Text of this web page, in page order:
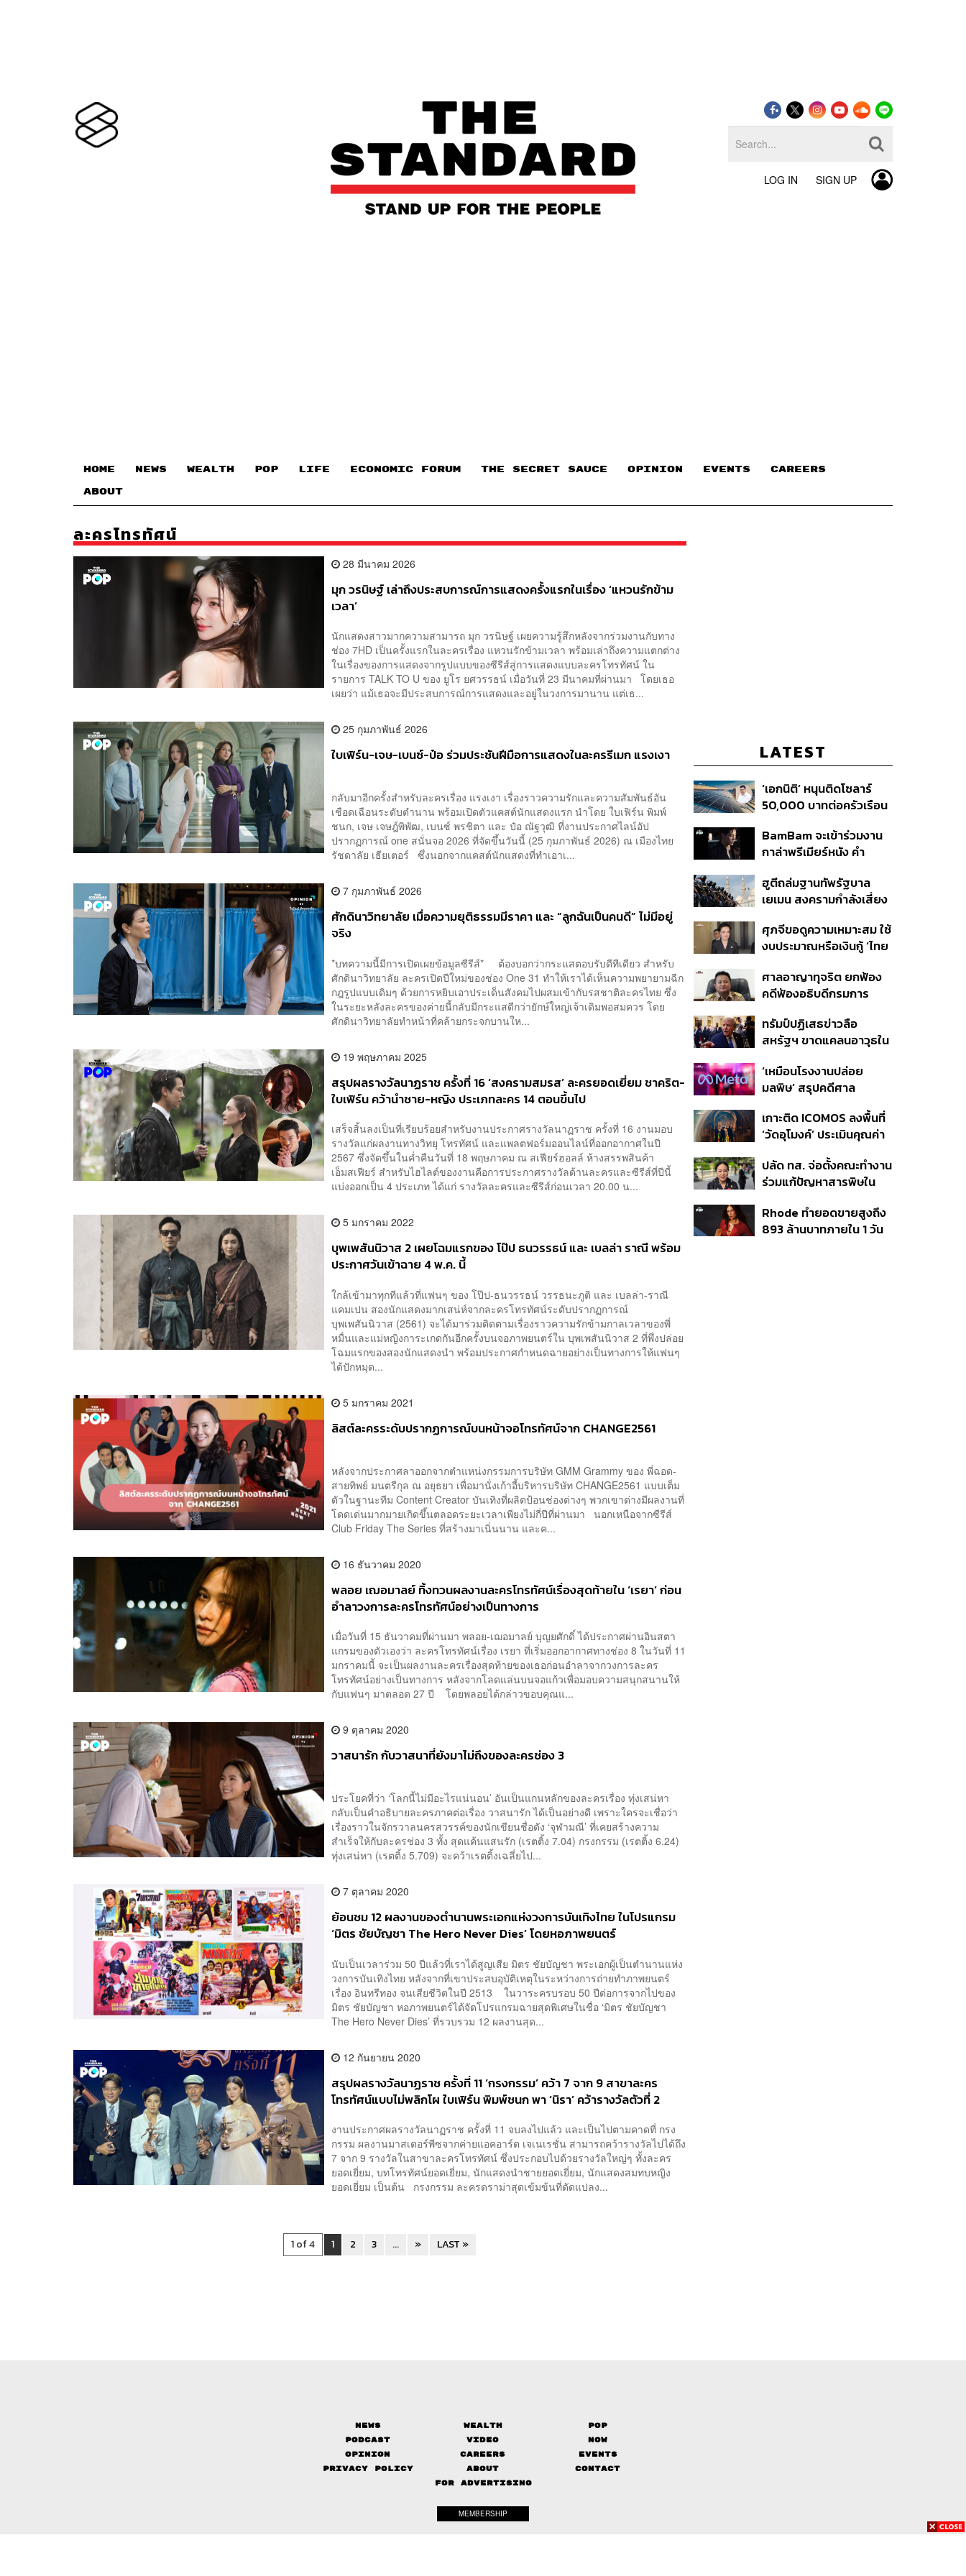
LOG IN SIGN UP
HOME NEWS WEALTH POP LIFE ECONOMIC FORUM THE SECRET SAUCE​ OPINION EVENTS CAREERS
ABOUT
ละครโทรทัศน์
28 มีนาคม 2026
มุก วรนิษฐ์ เล่าถึงประสบการณ์การแสดงครั้งแรกในเรื่อง ‘แหวนรักข้าม
เวลา’
นักแสดงสาวมากความสามารถ มุก วรนิษฐ์ เผยความรู้สึกหลังจากร่วมงานกับทาง
ช่อง 7HD เป็นครั้งแรกในละครเรื่อง แหวนรักข้ามเวลา พร้อมเล่าถึงความแตกต่าง
ในเรื่องของการแสดงจากรูปแบบของซีรีส์สู่การแสดงแบบละครโทรทัศน์ ใน
รายการ TALK TO U ของ ยูโร ยศวรรธน์ เมื่อวันที่ 23 มีนาคมที่ผ่านมา โดยเธอ
เผยว่า แม้เธอจะมีประสบการณ์การแสดงและอยู่ในวงการมานาน แต่เธ...
25 กุมภาพันธ์ 2026
ใบเฟิร์น-เจษ-เบนซ์-ป๋อ ร่วมประชันฝีมือการแสดงในละครรีเมก แรงเงา
กลับมาอีกครั้งสำหรับละครเรื่อง แรงเงา เรื่องราวความรักและความสัมพันธ์อัน
เชือดเฉือนระดับตำนาน พร้อมเปิดตัวแคสต์นักแสดงแรก นำโดย ใบเฟิร์น พิมพ์
ชนก, เจษ เจษฎ์พิพัฒ, เบนซ์ พรชิตา และ ป๋อ ณัฐวุฒิ ที่งานประกาศไลน์อัป
ปรากฏการณ์ one สนั่นจอ 2026 ที่จัดขึ้นวันนี้ (25 กุมภาพันธ์ 2026) ณ เมืองไทย
รัชดาลัย เธียเตอร์ ซึ่งนอกจากแคสต์นักแสดงที่ทำเอาเ...
7 กุมภาพันธ์ 2026
ศักดินาวิทยาลัย เมื่อความยุติธรรมมีราคา และ “ลูกฉันเป็นคนดี” ไม่มีอยู่
จริง
*บทความนี้มีการเปิดเผยข้อมูลซีรีส์* ต้องบอกว่ากระแสตอบรับดีทีเดียว สำหรับ
ศักดินาวิทยาลัย ละครเปิดปีใหม่ของช่อง One 31 ทำให้เราได้เห็นความพยายามฉีก
กฎรูปแบบเดิมๆ ด้วยการหยิบเอาประเด็นสังคมไปผสมเข้ากับรสชาติละครไทย ซึ่ง
ในระยะหลังละครของค่ายนี้กลับมีกระแสดีกว่ายักษ์ใหญ่เจ้าเดิมพอสมควร โดย
ศักดินาวิทยาลัยทำหน้าที่คล้ายกระจกบานให...
19 พฤษภาคม 2025
สรุปผลรางวัลนาฏราช ครั้งที่ 16 ‘สงครามสมรส’ ละครยอดเยี่ยม ชาคริต-
ใบเฟิร์น คว้านำชาย-หญิง ประเภทละคร 14 ตอนขึ้นไป
เสร็จสิ้นลงเป็นที่เรียบร้อยสำหรับงานประกาศรางวัลนาฏราช ครั้งที่ 16 งานมอบ
รางวัลแก่ผลงานทางวิทยุ โทรทัศน์ และแพลตฟอร์มออนไลน์ที่ออกอากาศในปี
2567 ซึ่งจัดขึ้นในค่ำคืนวันที่ 18 พฤษภาคม ณ สเฟียร์ฮอลล์ ห้างสรรพสินค้า
เอ็มสเฟียร์ สำหรับไฮไลต์ของงานคือการประกาศรางวัลด้านละครและซีรีส์ที่ปีนี้
แบ่งออกเป็น 4 ประเภท ได้แก่ รางวัลละครและซีรีส์ก่อนเวลา 20.00 น...
5 มกราคม 2022
บุพเพสันนิวาส 2 เผยโฉมแรกของ โป๊ป ธนวรรธน์ และ เบลล่า ราณี พร้อม
ประกาศวันเข้าฉาย 4 พ.ค. นี้
ใกล้เข้ามาทุกทีแล้วที่แฟนๆ ของ โป๊ป-ธนวรรธน์ วรรธนะภูติ และ เบลล่า-ราณี
แคมเปน สองนักแสดงมากเสน่ห์จากละครโทรทัศน์ระดับปรากฏการณ์
บุพเพสันนิวาส (2561) จะได้มาร่วมติดตามเรื่องราวความรักข้ามกาลเวลาของพี่
หมื่นและแม่หญิงการะเกดกันอีกครั้งบนจอภาพยนตร์ใน บุพเพสันนิวาส 2 ที่พึ่งปล่อย
โฉมแรกของสองนักแสดงนำ พร้อมประกาศกำหนดฉายอย่างเป็นทางการให้แฟนๆ
ได้ปักหมุด...
5 มกราคม 2021
ลิสต์ละครระดับปรากฏการณ์บนหน้าจอโทรทัศน์จาก CHANGE2561
หลังจากประกาศลาออกจากตำแหน่งกรรมการบริษัท GMM Grammy ของ พี่ฉอด-
สายทิพย์ มนตรีกุล ณ อยุธยา เพื่อมานั่งเก้าอี้บริหารบริษัท CHANGE2561 แบบเต็ม
ตัวในฐานะทีม Content Creator บันเทิงที่ผลิตป้อนช่องต่างๆ พวกเขาต่างมีผลงานที่
โดดเด่นมากมายเกิดขึ้นตลอดระยะเวลาเพียงไม่กี่ปีที่ผ่านมา นอกเหนือจากซีรีส์
Club Friday The Series ที่สร้างมาเนิ่นนาน และค...
16 ธันวาคม 2020
พลอย เฌอมาลย์ ทิ้งทวนผลงานละครโทรทัศน์เรื่องสุดท้ายใน ‘เรยา’ ก่อน
อำลาวงการละครโทรทัศน์อย่างเป็นทางการ
เมื่อวันที่ 15 ธันวาคมที่ผ่านมา พลอย-เฌอมาลย์ บุญยศักดิ์ ได้ประกาศผ่านอินสตา
แกรมของตัวเองว่า ละครโทรทัศน์เรื่อง เรยา ที่เริ่มออกอากาศทางช่อง 8 ในวันที่ 11
มกราคมนี้ จะเป็นผลงานละครเรื่องสุดท้ายของเธอก่อนอำลาจากวงการละคร
โทรทัศน์อย่างเป็นทางการ หลังจากโลดแล่นบนจอแก้วเพื่อมอบความสนุกสนานให้
กับแฟนๆ มาตลอด 27 ปี โดยพลอยได้กล่าวขอบคุณแ...
9 ตุลาคม 2020
วาสนารัก กับวาสนาที่ยังมาไม่ถึงของละครช่อง 3
ประโยคที่ว่า ‘โลกนี้ไม่มีอะไรแน่นอน’ อันเป็นแกนหลักของละครเรื่อง ทุ่งเสน่หา
กลับเป็นคำอธิบายละครภาคต่อเรื่อง วาสนารัก ได้เป็นอย่างดี เพราะใครจะเชื่อว่า
เรื่องราวในจักรวาลนครสวรรค์ของนักเขียนชื่อดัง ‘จุฬามณี’ ที่เคยสร้างความ
สำเร็จให้กับละครช่อง 3 ทั้ง สุดแค้นแสนรัก (เรตติ้ง 7.04) กรงกรรม (เรตติ้ง 6.24)
ทุ่งเสน่หา (เรตติ้ง 5.709) จะคว้าเรตติ้งเฉลี่ยไป...
7 ตุลาคม 2020
ย้อนชม 12 ผลงานของตำนานพระเอกแห่งวงการบันเทิงไทย ในโปรแกรม
‘มิตร ชัยบัญชา The Hero Never Dies’ โดยหอภาพยนตร์
นับเป็นเวลาร่วม 50 ปีแล้วที่เราได้สูญเสีย มิตร ชัยบัญชา พระเอกผู้เป็นตำนานแห่ง
วงการบันเทิงไทย หลังจากที่เขาประสบอุบัติเหตุในระหว่างการถ่ายทำภาพยนตร์
เรื่อง อินทรีทอง จนเสียชีวิตในปี 2513 ในวาระครบรอบ 50 ปีต่อการจากไปของ
มิตร ชัยบัญชา หอภาพยนตร์ได้จัดโปรแกรมฉายสุดพิเศษในชื่อ ‘มิตร ชัยบัญชา
The Hero Never Dies’ ที่รวบรวม 12 ผลงานสุด...
12 กันยายน 2020
สรุปผลรางวัลนาฏราช ครั้งที่ 11 ‘กรงกรรม’ คว้า 7 จาก 9 สาขาละคร
โทรทัศน์แบบไม่พลิกโผ ใบเฟิร์น พิมพ์ชนก พา ‘นิรา’ คว้ารางวัลตัวที่ 2
งานประกาศผลรางวัลนาฏราช ครั้งที่ 11 จบลงไปแล้ว และเป็นไปตามคาดที่ กรง
กรรม ผลงานมาสเตอร์พีซจากค่ายแอคอาร์ต เจเนเรชั่น สามารถคว้ารางวัลไปได้ถึง
7 จาก 9 รางวัลในสาขาละครโทรทัศน์ ซึ่งประกอบไปด้วยรางวัลใหญ่ๆ ทั้งละคร
ยอดเยี่ยม, บทโทรทัศน์ยอดเยี่ยม, นักแสดงนำชายยอดเยี่ยม, นักแสดงสมทบหญิง
ยอดเยี่ยม เป็นต้น กรงกรรม ละครดราม่าสุดเข้มข้นที่ดัดแปลง...
1 of 4 1 2 3 ... » LAST »
LATEST
‘เอกนิติ’ หนุนติดโซลาร์
50,000 บาทต่อครัวเรือน
ปล่อยกู้ดอกเบี้ยต่ำ เร่ง
ออกโครงการภายใน 1
BamBam จะเข้าร่วมงาน
กาล่าพรีเมียร์หนัง คำ
ฮูตีถล่มฐานทัพรัฐบาล
เยเมน สงครามกำลังเสี่ยง
ศุภจีขอดูความเหมาะสม ใช้
งบประมาณหรือเงินกู้ ‘ไทย
‘ไทยช่วยไทยพลัส เฟส 2’
ไม่จำเป็นต้องออกพร้อมกัน
ศาลอาญาทุจริต ยกฟ้อง
คดีฟ้องอธิบดีกรมการ
จังหวัดภูเก็ต’ ชอบด้วยขั้น
ตอน
ทรัมป์ปฏิเสธข่าวลือ
สหรัฐฯ ขาดแคลนอาวุธใน
เผยกำลังล่าตัวคนปล่อย
ข่าว
‘เหมือนโรงงานปล่อย
มลพิษ’ สรุปคดีศาล
กระทบสุขภาพจิตเด็ก คุม
เข้ม AI Chatbot
เกาะติด ICOMOS ลงพื้นที่
‘วัดอุโมงค์’ ประเมินคุณค่า
มรดกโลกปี 2570
ปลัด ทส. จ่อตั้งคณะทำงาน
ร่วมแก้ปัญหาสารพิษใน
เมียนมา เล็งเริ่มถกนัดแรก
ส.ค.นี้
Rhode ทำยอดขายสูงถึง
893 ล้านบาทภายใน 1 วัน
News Wealth
Pop
Podcast
Video
Now
Opinion
Careers
Events
Privacy Policy
About
Contact
FOR ADVERTISING
MEMBERSHIP